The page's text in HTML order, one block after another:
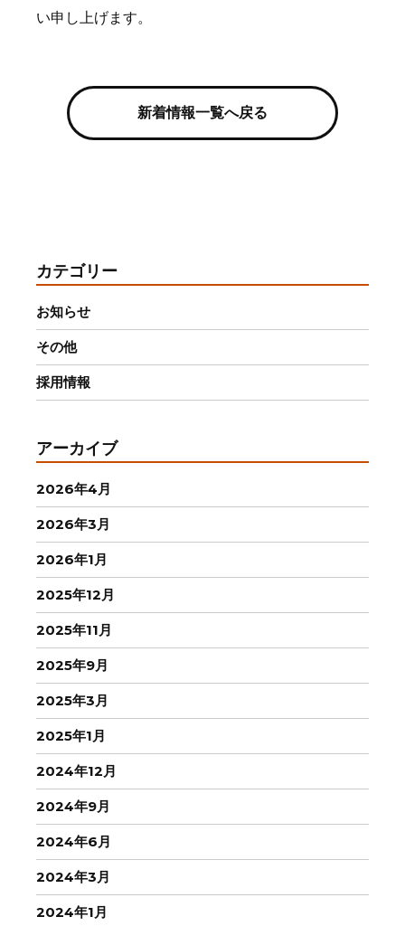
い申し上げます。
新着情報一覧へ戻る
カテゴリー
お知らせ
その他
採用情報
アーカイブ
2026年4月
2026年3月
2026年1月
2025年12月
2025年11月
2025年9月
2025年3月
2025年1月
2024年12月
2024年9月
2024年6月
2024年3月
2024年1月